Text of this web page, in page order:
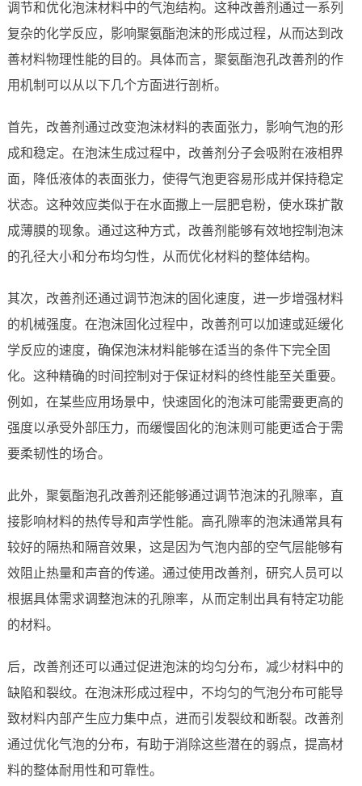
调节和优化泡沫材料中的气泡结构。这种改善剂通过一系列
复杂的化学反应，影响聚氨酯泡沫的形成过程，从而达到改
善材料物理性能的目的。具体而言，聚氨酯泡孔改善剂的作
用机制可以从以下几个方面进行剖析。
首先，改善剂通过改变泡沫材料的表面张力，影响气泡的形
成和稳定。在泡沫生成过程中，改善剂分子会吸附在液相界
面，降低液体的表面张力，使得气泡更容易形成并保持稳定
状态。这种效应类似于在水面撒上一层肥皂粉，使水珠扩散
成薄膜的现象。通过这种方式，改善剂能够有效地控制泡沫
的孔径大小和分布均匀性，从而优化材料的整体结构。
其次，改善剂还通过调节泡沫的固化速度，进一步增强材料
的机械强度。在泡沫固化过程中，改善剂可以加速或延缓化
学反应的速度，确保泡沫材料能够在适当的条件下完全固
化。这种精确的时间控制对于保证材料的终性能至关重要。
例如，在某些应用场景中，快速固化的泡沫可能需要更高的
强度以承受外部压力，而缓慢固化的泡沫则可能更适合于需
要柔韧性的场合。
此外，聚氨酯泡孔改善剂还能够通过调节泡沫的孔隙率，直
接影响材料的热传导和声学性能。高孔隙率的泡沫通常具有
较好的隔热和隔音效果，这是因为气泡内部的空气层能够有
效阻止热量和声音的传递。通过使用改善剂，研究人员可以
根据具体需求调整泡沫的孔隙率，从而定制出具有特定功能
的材料。
后，改善剂还可以通过促进泡沫的均匀分布，减少材料中的
缺陷和裂纹。在泡沫形成过程中，不均匀的气泡分布可能导
致材料内部产生应力集中点，进而引发裂纹和断裂。改善剂
通过优化气泡的分布，有助于消除这些潜在的弱点，提高材
料的整体耐用性和可靠性。